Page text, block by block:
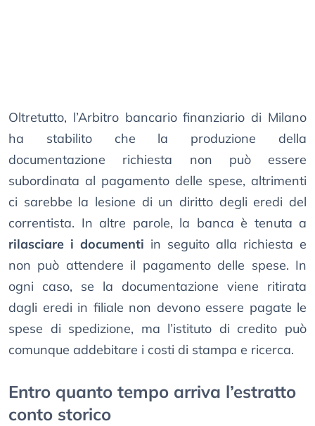
Oltretutto, l’Arbitro bancario finanziario di Milano
ha stabilito che la produzione della
documentazione richiesta non può essere
subordinata al pagamento delle spese, altrimenti
ci sarebbe la lesione di un diritto degli eredi del
correntista. In altre parole, la banca è tenuta a
rilasciare i documenti in seguito alla richiesta e
non può attendere il pagamento delle spese. In
ogni caso, se la documentazione viene ritirata
dagli eredi in filiale non devono essere pagate le
spese di spedizione, ma l’istituto di credito può
comunque addebitare i costi di stampa e ricerca.
Entro quanto tempo arriva l’estratto
conto storico